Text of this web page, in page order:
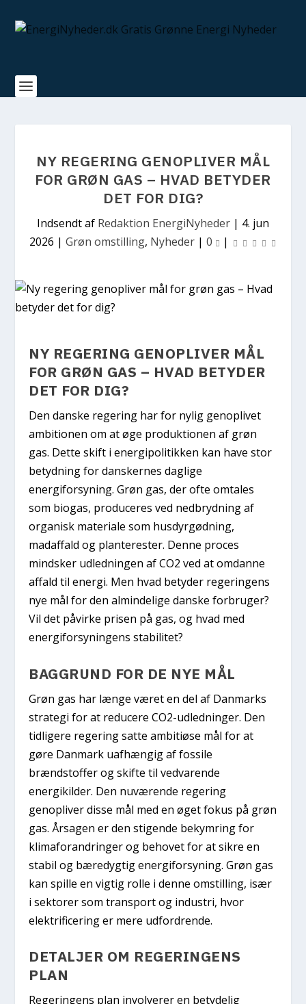
NY REGERING GENOPLIVER MÅL
FOR GRØN GAS – HVAD BETYDER
DET FOR DIG?
Indsendt af Redaktion EnergiNyheder | 4. jun
2026 | Grøn omstilling, Nyheder | 0 |
NY REGERING GENOPLIVER MÅL
FOR GRØN GAS – HVAD BETYDER
DET FOR DIG?
Den danske regering har for nylig genoplivet
ambitionen om at øge produktionen af grøn
gas. Dette skift i energipolitikken kan have stor
betydning for danskernes daglige
energiforsyning. Grøn gas, der ofte omtales
som biogas, produceres ved nedbrydning af
organisk materiale som husdyrgødning,
madaffald og planterester. Denne proces
mindsker udledningen af CO2 ved at omdanne
affald til energi. Men hvad betyder regeringens
nye mål for den almindelige danske forbruger?
Vil det påvirke prisen på gas, og hvad med
energiforsyningens stabilitet?
BAGGRUND FOR DE NYE MÅL
Grøn gas har længe været en del af Danmarks
strategi for at reducere CO2-udledninger. Den
tidligere regering satte ambitiøse mål for at
gøre Danmark uafhængig af fossile
brændstoffer og skifte til vedvarende
energikilder. Den nuværende regering
genopliver disse mål med en øget fokus på grøn
gas. Årsagen er den stigende bekymring for
klimaforandringer og behovet for at sikre en
stabil og bæredygtig energiforsyning. Grøn gas
kan spille en vigtig rolle i denne omstilling, især
i sektorer som transport og industri, hvor
elektrificering er mere udfordrende.
DETALJER OM REGERINGENS
PLAN
Regeringens plan involverer en betydelig